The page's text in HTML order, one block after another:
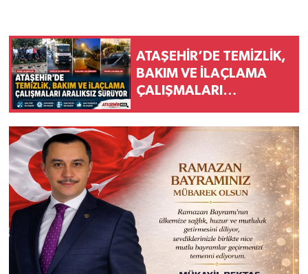
ATAŞEHİR’DE TEMİZLİK,
BAKIM VE İLAÇLAMA
ÇALIŞMALARI